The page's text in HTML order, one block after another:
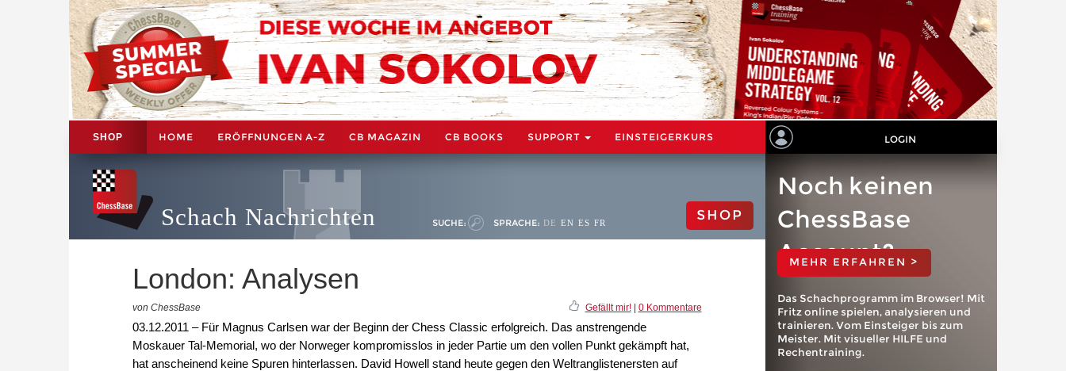
SHOP HOME ERÖFFNUNGEN A-Z CB MAGAZIN CB BOOKS SUPPORT EINSTEIGERKURS LOGIN
Schach Nachrichten SUCHE: SPRACHE: DE EN ES FR SHOP
London: Analysen
von ChessBase Gefällt mir!| 0 Kommentare
03.12.2011 – Für Magnus Carlsen war der Beginn der Chess Classic erfolgreich. Das anstrengende
Moskauer Tal-Memorial, wo der Norweger kompromisslos in jeder Partie um den vollen Punkt gekämpft hat,
hat anscheinend keine Spuren hinterlassen. David Howell stand heute gegen den Weltranglistenersten auf
Noch keinen
ChessBase
Account?
MEHR ERFAHREN >
Das Schachprogramm im Browser! Mit
Fritz online spielen, analysieren und
trainieren. Vom Einsteiger bis zum
Meister. Mit visueller HILFE und
Rechentraining.